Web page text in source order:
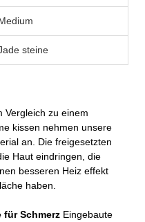
steine
Vergleich zu einem
kissen nehmen unsere
an. Die freigesetzten
Haut eindringen, die
besseren Heiz effekt
haben.
für Schmerz Eingebaute